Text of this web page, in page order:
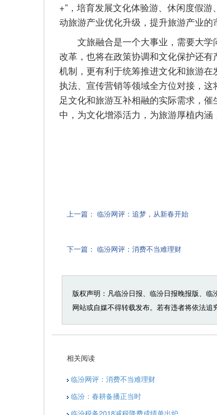
+”，培育发展文化体验游、休闲度假
动旅游产业优化升级，提升旅游产业的
文旅融合是一个大事业，需要大学
改革，也将在政策协调和文化保护还
机制，更有利于统筹推进文化和旅游
执法、宣传营销等领域全方位对接，
足文化和旅游互补相融的实际需求，
中，为文化增添活力，为旅游厚植内涵
上一篇： 临汾网评：追梦，从新春开始
下一篇： 临汾网评：消费不当难理财
版权声明：凡临汾日报、临汾日报晚报版、临
网站或自媒不得转载发布。若有违者将依法追
相关阅读
临汾网评：消费不当难理财
临汾：春耕备播正当时